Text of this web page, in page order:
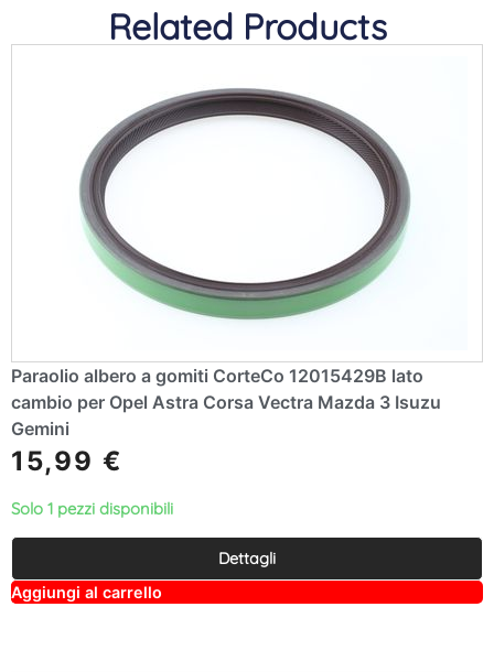
Related Products
Paraolio albero a gomiti CorteCo 12015429B lato
cambio per Opel Astra Corsa Vectra Mazda 3 Isuzu
Gemini
15,99 €
Solo 1 pezzi disponibili
Dettagli
Aggiungi al carrello
lt